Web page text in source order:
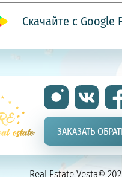
ЗАКАЗАТЬ
Скачайте с Google
Real Estate Vesta©